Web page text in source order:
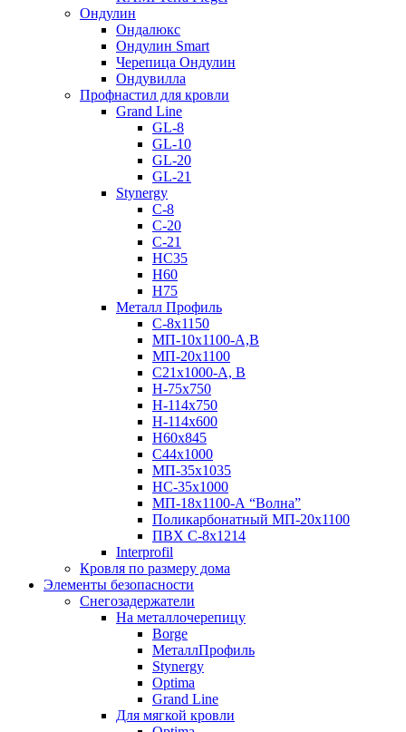
Ондулин
Ондалюкс
Ондулин Smart
Черепица Ондулин
Ондувилла
Профнастил для кровли
Grand Line
GL-8
GL-10
GL-20
GL-21
Stynergy
C-8
C-20
C-21
НС35
Н60
H75
Металл Профиль
С-8х1150
МП-10x1100-А,В
МП-20х1100
С21х1000-А, В
H-75х750
Н-114х750
Н-114х600
Н60х845
С44х1000
МП-35х1035
НС-35х1000
МП-18х1100-А “Волна”
Поликарбонатный МП-20х1100
ПВХ С-8х1214
Interprofil
Кровля по размеру дома
Элементы безопасности
Снегозадержатели
На металлочерепицу
Borge
МеталлПрофиль
Stynergy
Optima
Grand Line
Для мягкой кровли